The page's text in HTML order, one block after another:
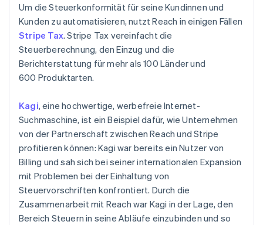
Um die Steuerkonformität für seine Kundinnen und
Kunden zu automatisieren, nutzt Reach in einigen Fällen
Stripe Tax. Stripe Tax vereinfacht die
Steuerberechnung, den Einzug und die
Berichterstattung für mehr als 100 Länder und
600 Produktarten.
Kagi, eine hochwertige, werbefreie Internet-
Suchmaschine, ist ein Beispiel dafür, wie Unternehmen
von der Partnerschaft zwischen Reach und Stripe
profitieren können: Kagi war bereits ein Nutzer von
Billing und sah sich bei seiner internationalen Expansion
mit Problemen bei der Einhaltung von
Steuervorschriften konfrontiert. Durch die
Zusammenarbeit mit Reach war Kagi in der Lage, den
Bereich Steuern in seine Abläufe einzubinden und so